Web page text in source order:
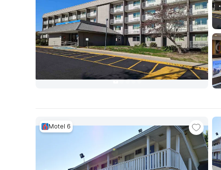
Motel 6